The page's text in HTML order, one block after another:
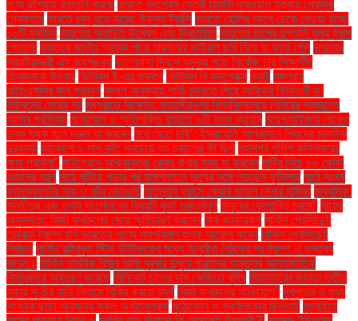
পণ্য রাশিয়ায় রপ্তানি করছে ভারতে কংগ্রেস নেত্রী হিমানী নারওয়াল হত্যায় প্রেমিক
গ্রেফতার ভারতে চালু হতে যাচ্ছে উড়ন্ত ট্যাক্সি ভারতে হোলির আগে ঢেকে দেওয়া হচ্ছে
১০টি মসজিদ ভারতের অযাচিত উদ্বেগ এবং দ্বিচারিতা ভারতের চালের রপ্তানি মূল্য হ্রাস
পেয়েছে ভারতের জাতীয় পতাকা পায়ে মাড়ানোর ভাইরাল ছবি নিয়ে যা জানা গেল ভারতের
পররাষ্ট্রমন্ত্রী এস জয়শঙ্কর ভালোবাসা দিবসে যমুনায় পড়ে নিখোঁজ চার শিক্ষার্থীর
তিনজনকে উদ্ধার ভিটামিন ই-এর গুরুত্ব ভিটামিন বি কমপ্লেক্স ভ্যাট মঙ্গলবার
এইচএসসির ফল প্রকাশ মদ্যপ অবস্থায় গাড়ি চালাতে গিয়ে আটকের ভিডিওটি ড.
ইউনূসের মেয়ের নয় মধ্যরাতে বিক্ষোভ: জাহাঙ্গীরনগর বিশ্ববিদ্যালয়ে শিবিরের প্রকাশ্যে
আসার প্রতিবাদ মনোযোগ ও স্মৃতিশক্তি বাড়াতে ৯টি সহজ ব্যায়াম ময়েশ্চারাইজার মেখেও
ত্বক শুষ্ক হলে দ্রুত যা করবেন মরে যেতে চাই’: ইসরায়েলি আগ্রাসনে শিশুদের মানসিক
দুরবস্থা মহাকাশে ৯ মাস বন্দী: সবচেয়ে বড় চ্যালেঞ্জ কী ছিল মহানগর পুলিশ কমিশনারের
ক্ষমা প্রার্থনা" মাইগ্রেনে আক্রান্তরা রোজা রাখার সময় যা করবেন মাটির নিচে ৮৬ কেজি
ওজনের আলু মাঠে লুটিয়ে পড়ার পর হাসপাতালে মৃত্যুর সঙ্গে লড়ছেন ফুটবলার মাঠে সংঘর্ষ
ব্যানক্রফটের নাক ও কাঁধ ভেঙেছে মাতৃমৃত্যু হ্রাসে কেয়ার মডেল সেবার ভূমিকা মাধ্যমিক.
মানচিত্র এবং তথ্য সংশোধনের বিষয়টি খুবই গুরুত্বপূর্ণ মানুষের ভোগান্তি চরমে" মায়ের
অসুস্থতা: মির্জা ফখরুলের মেয়ে স্মৃতিচারণ করলেন মার্ক জাকারবার্গ মার্কিন প্রেসিডেন্ট
ডোনাল্ড ট্রাম্প যদি ভারতের পণ্যে সমপরিমাণ শুল্ক আরোপ করেন মার্কিন প্রেসিডেন্ট
নির্বাচন মার্কিন রাষ্ট্রদূত স্টিভ উইটকফের মধ্যে অনুষ্ঠিত বৈঠকের পর ট্রাম্প এ মন্তব্য
করেন। মার্কিন সামরিক বিমান আজ বুধবার দুপুরে পাঞ্জাবের অমৃতসর আন্তর্জাতিক
বিমানবন্দরে অবতরণ করেছে মিনিকেট চালের দাম কেজিতে বৃদ্ধি মিয়ানমারের জান্তা তৃতীয়
দফায় সু চির বাড়ি নিলামে বিক্রি করতে ব্যর্থ মির্জা ফখরুলের অভিযোগ" মুখপাত্র ও মুখ্য
সংগঠক ছাড়া অন্যান্য সকল অর্গানোগ্রাম মুঠোফোন ও স্বর্ণালংকার ছিনতাই মুম্বাইয়ে